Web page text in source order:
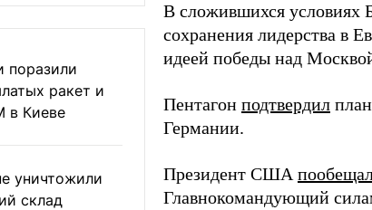
поразили
ракет и
в Киеве
уничтожили
склад
В сложившихся условиях
сохранения лидерства в
идеей победы над
Пентагон подтвердил
Германии.
Президент США
Главнокомандующий